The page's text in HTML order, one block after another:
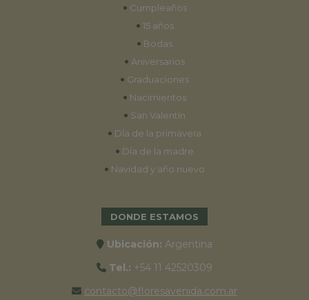
• Cumpleaños
• 15 años
• Bodas
• Aniversarios
• Graduaciones
• Nacimientos
• San Valentín
• Día de la primavera
• Día de la madre
• Navidad y año nuevo
DONDE ESTAMOS
Ubicación: Argentina
Tel.: +54 11 42520309
contacto@floresavenida.com.ar